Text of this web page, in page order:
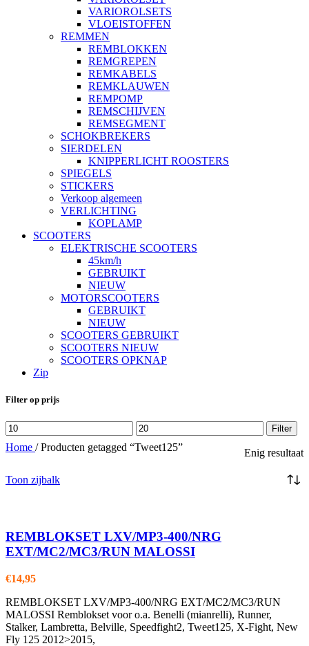
VARIOROLSETS
VLOEISTOFFEN
REMMEN
REMBLOKKEN
REMGREPEN
REMKABELS
REMKLAUWEN
REMPOMP
REMSCHIJVEN
REMSEGMENT
SCHOKBREKERS
SIERDELEN
KNIPPERLICHT ROOSTERS
SPIEGELS
STICKERS
Verkoop algemeen
VERLICHTING
KOPLAMP
SCOOTERS
ELEKTRISCHE SCOOTERS
45km/h
GEBRUIKT
NIEUW
MOTORSCOOTERS
GEBRUIKT
NIEUW
SCOOTERS GEBRUIKT
SCOOTERS NIEUW
SCOOTERS OPKNAP
Zip
Filter op prijs
Min.
prijs
Max.
prijs
Filter
Home / Producten getagged “Tweet125” Enig resultaat
Toon zijbalk
REMBLOKSET LXV/MP3-400/NRG
EXT/MC2/MC3/RUN MALOSSI
€14,95
REMBLOKSET LXV/MP3-400/NRG EXT/MC2/MC3/RUN
MALOSSI Remblokset voor o.a. Benelli (mianrelli), Runner,
Stalker, Lambretta, Belville, Speedfight2, Tweet125, X-Fight, New
Fly 125 2012>2015,